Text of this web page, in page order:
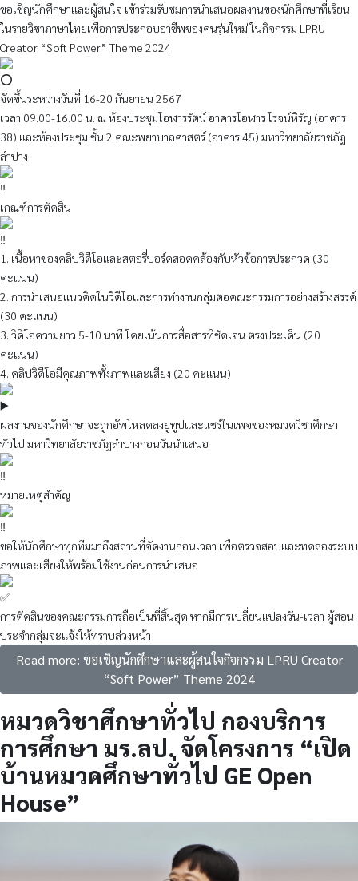
ขอเชิญนักศึกษาและผู้สนใจ เข้าร่วมรับชมการนำเสนอผลงานของนักศึกษาที่เรียน
ในรายวิชาภาษาไทยเพื่อการประกอบอาชีพของคนรุ่นใหม่ ในกิจกรรม LPRU
Creator “Soft Power” Theme 2024
จัดขึ้นระหว่างวันที่ 16-20 กันยายน 2567
เวลา 09.00-16.00 น. ณ ห้องประชุมโอฬารรัตน์ อาคารโอฬาร โรจน์หิรัญ (อาคาร
38) และห้องประชุม ชั้น 2 คณะพยาบาลศาสตร์ (อาคาร 45) มหาวิทยาลัยราชภัฏ
ลำปาง
เกณฑ์การตัดสิน
1. เนื้อหาของคลิปวิดีโอและสตอรี่บอร์ดสอดคล้องกับหัวข้อการประกวด (30
คะแนน)
2. การนำเสนอแนวคิดในวีดีโอและการทำงานกลุ่มต่อคณะกรรมการอย่างสร้างสรรค์
(30 คะแนน)
3. วิดีโอความยาว 5-10 นาที โดยเน้นการสื่อสารที่ชัดเจน ตรงประเด็น (20
คะแนน)
4. คลิปวิดีโอมีคุณภาพทั้งภาพและเสียง (20 คะแนน)
ผลงานของนักศึกษาจะถูกอัพโหลดลงยูทูปและแชร์ในเพจของหมวดวิชาศึกษา
ทั่วไป มหาวิทยาลัยราชภัฏลำปางก่อนวันนำเสนอ
หมายเหตุสำคัญ
ขอให้นักศึกษาทุกทีมมาถึงสถานที่จัดงานก่อนเวลา เพื่อตรวจสอบและทดลองระบบ
ภาพและเสียงให้พร้อมใช้งานก่อนการนำเสนอ
การตัดสินของคณะกรรมการถือเป็นที่สิ้นสุด หากมีการเปลี่ยนแปลงวัน-เวลา ผู้สอน
ประจำกลุ่มจะแจ้งให้ทราบล่วงหน้า
Read more: ขอเชิญนักศึกษาและผู้สนใจกิจกรรม LPRU Creator
“Soft Power” Theme 2024
หมวดวิชาศึกษาทั่วไป กองบริการ
การศึกษา มร.ลป. จัดโครงการ “เปิด
บ้านหมวดศึกษาทั่วไป GE Open
House”